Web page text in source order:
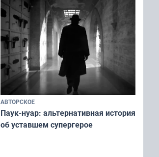
АВТОРСКОЕ
Паук-нуар: альтернативная история
об уставшем супергерое